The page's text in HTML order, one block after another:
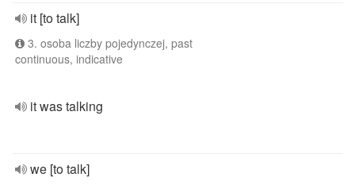
it [to talk]
3. osoba liczby pojedynczej, past
continuous, indicative
it was talking
we [to talk]